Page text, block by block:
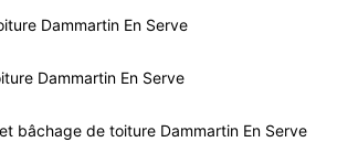
Dammartin En Serve
Dammartin En Serve
bâchage de toiture Dammartin En Serve